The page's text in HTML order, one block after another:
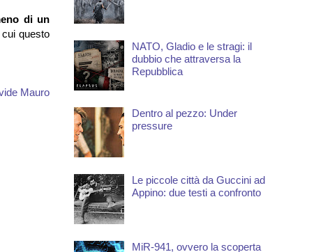
di un
questo
Mauro
NATO, Gladio e le stragi: il
dubbio che attraversa la
Repubblica
Dentro al pezzo: Under
pressure
Le piccole città da Guccini ad
Appino: due testi a confronto
MiR-941, ovvero la scoperta